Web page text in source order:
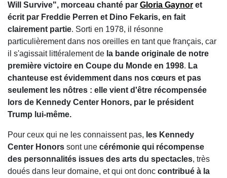
Will Survive", morceau chanté par Gloria Gaynor et
écrit par Freddie Perren et Dino Fekaris, en fait
clairement partie. Sorti en 1978, il résonne
particulièrement dans nos oreilles en tant que français, car
il s'agissait littéralement de la bande originale de notre
première victoire en Coupe du Monde en 1998. La
chanteuse est évidemment dans nos cœurs et pas
seulement les nôtres : elle vient d'être récompensée
lors de Kennedy Center Honors, par le président
Trump lui-même.
Pour ceux qui ne les connaissent pas, les Kennedy
Center Honors sont une cérémonie qui récompense
des personnalités issues des arts du spectacles, très
doués dans leur domaine, et qui ont donc contribué à la